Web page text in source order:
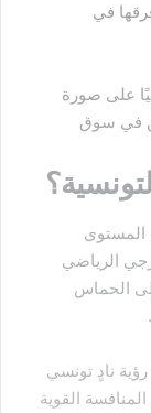
في
على صورة
في سوق
المستوى
الرياضي
الحماس
رؤية نادٍ تونسي
القوية